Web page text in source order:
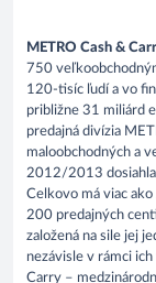
METRO Cash &
750
120-tisíc ľudí a vo
približne 31 miliárd
predajná divízia
maloobchodných a
2012/2013 dosiahla
Celkovo má viac
200 predajných
založená na sile jej
nezávisle v rámci
Carry –